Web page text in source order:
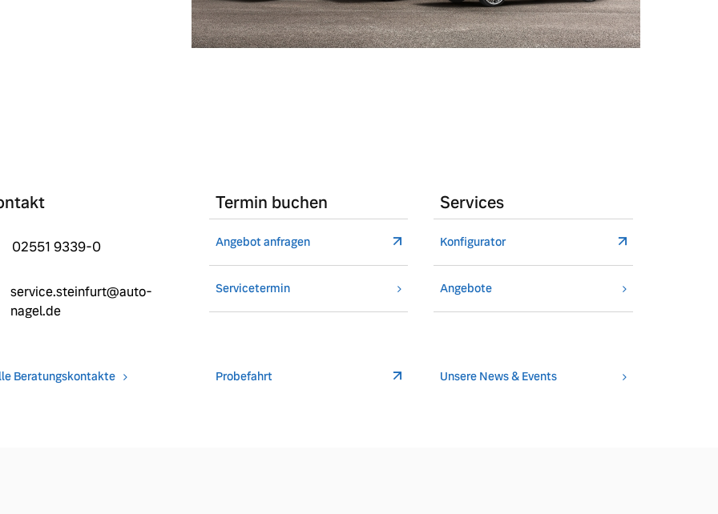
02551 9339-0
service.steinfurt@auto-
nagel.de
Beratungskontakte
Termin buchen
Angebot anfragen
Servicetermin
Probefahrt
Services
Konfigurator
Angebote
Unsere News & Events